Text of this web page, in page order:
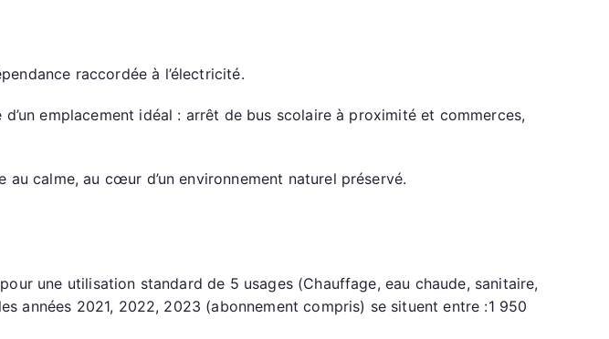
raccordée à l’électricité.
emplacement idéal : arrêt de bus scolaire à proximité et commerces,
calme, au cœur d’un environnement naturel préservé.
une utilisation standard de 5 usages (Chauffage, eau chaude, sanitaire,
années 2021, 2022, 2023 (abonnement compris) se situent entre :1 950